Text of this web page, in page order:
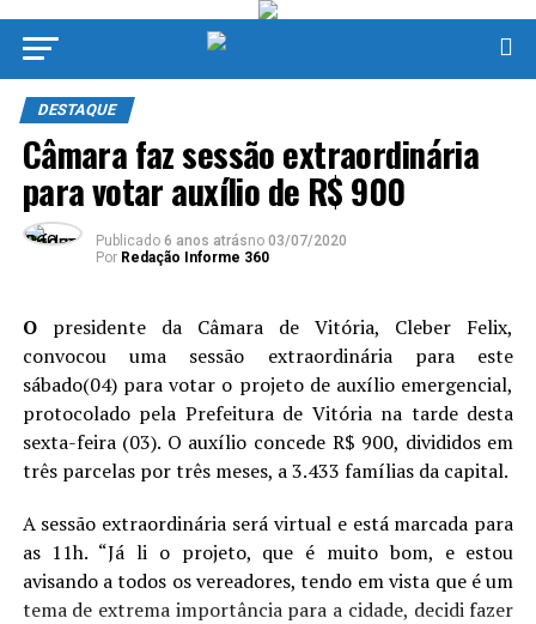
DESTAQUE
Câmara faz sessão extraordinária
para votar auxílio de R$ 900
Publicado 6 anos atrásno 03/07/2020
Por Redação Informe 360
Opresidente da Câmara de Vitória, Cleber Felix,
convocou uma sessão extraordinária para este
sábado(04) para votar o projeto de auxílio emergencial,
protocolado pela Prefeitura de Vitória na tarde desta
sexta-feira (03). O auxílio concede R$ 900, divididos em
três parcelas por três meses, a 3.433 famílias da capital.
A sessão extraordinária será virtual e está marcada para
as 11h. “Já li o projeto, que é muito bom, e estou
avisando a todos os vereadores, tendo em vista que é um
tema de extrema importância para a cidade, decidi fazer